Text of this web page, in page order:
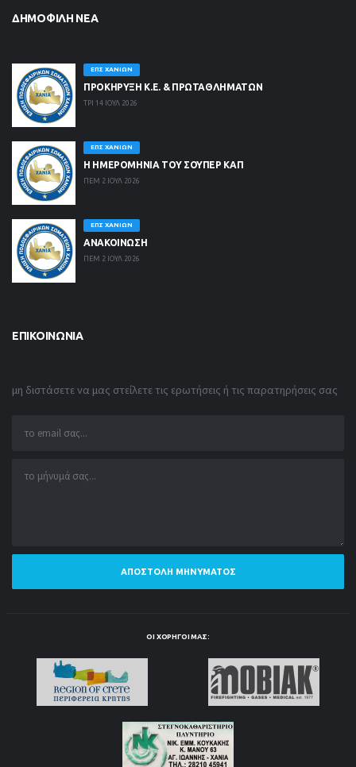
ΔΗΜΟΦΙΛΉ ΝΈΑ
ΕΠΣ ΧΑΝΊΩΝ
ΠΡΟΚΗΡΥΞΗ Κ.Ε. & ΠΡΩΤΑΘΛΗΜΑΤΩΝ
ΤΡΙ 14 ΙΟΥΛ 2026
ΕΠΣ ΧΑΝΊΩΝ
Η ΗΜΕΡΟΜΗΝΙΑ ΤΟΥ ΣΟΥΠΕΡ ΚΑΠ
ΠΕΜ 2 ΙΟΥΛ 2026
ΕΠΣ ΧΑΝΊΩΝ
ΑΝΑΚΟΙΝΩΣΗ
ΠΕΜ 2 ΙΟΥΛ 2026
ΕΠΙΚΟΙΝΩΝΊΑ
μη διστάσετε να μας στείλετε τις ερωτήσεις ή τις παρατηρήσεις σας
ΑΠΟΣΤΟΛΉ ΜΗΝΎΜΑΤΟΣ
ΟΙ ΧΟΡΗΓΟΊ ΜΑΣ: